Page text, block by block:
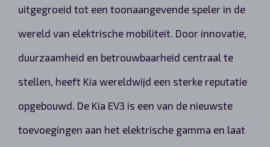
uitgegroeid tot een toonaangevende speler in de
wereld van elektrische mobiliteit. Door innovatie,
duurzaamheid en betrouwbaarheid centraal te
stellen, heeft Kia wereldwijd een sterke reputatie
opgebouwd. De Kia EV3 is een van de nieuwste
toevoegingen aan het elektrische gamma en laat